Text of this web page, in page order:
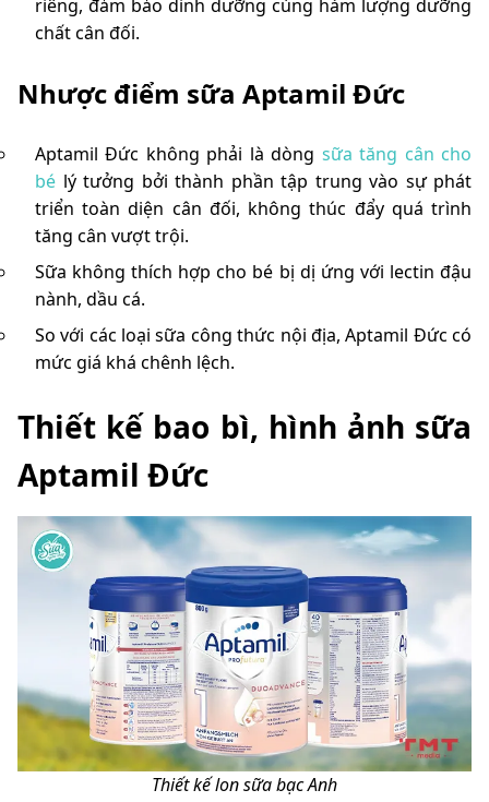
riêng, đảm bảo dinh dưỡng cùng hàm lượng dưỡng
chất cân đối.
Nhược điểm sữa Aptamil Đức
Aptamil Đức không phải là dòng sữa tăng cân cho
bé lý tưởng bởi thành phần tập trung vào sự phát
triển toàn diện cân đối, không thúc đẩy quá trình
tăng cân vượt trội.
Sữa không thích hợp cho bé bị dị ứng với lectin đậu
nành, dầu cá.
So với các loại sữa công thức nội địa, Aptamil Đức có
mức giá khá chênh lệch.
Thiết kế bao bì, hình ảnh sữa
Aptamil Đức
Thiết kế lon sữa bạc Anh